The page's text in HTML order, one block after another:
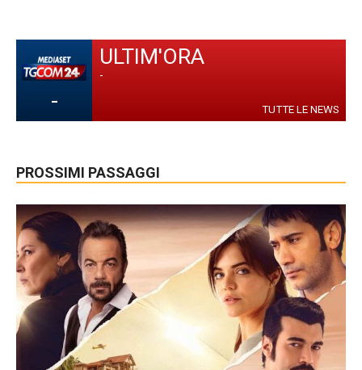
-
ULTIM'ORA
-
TUTTE LE NEWS
PROSSIMI PASSAGGI